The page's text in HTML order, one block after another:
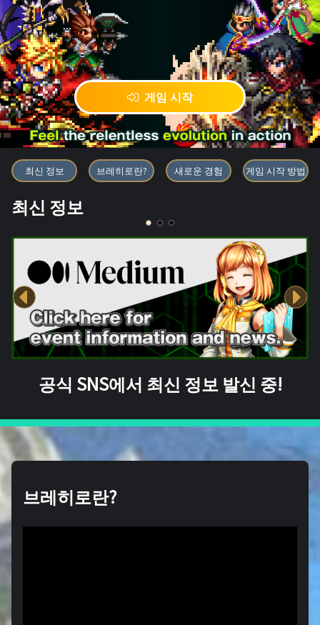
게임 시작
블록체인 게임 「BRAVE
최신 정보 브레히로란? 새로운 경험 게임 시작 방법
최신 정보
공식 SNS에서 최신 정보 발신 중!
브레히로란?